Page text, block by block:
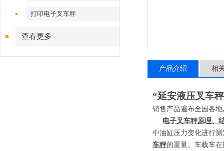
打印电子叉车秤
查看更多
产品介绍 相
“延安液压叉车
销售产品遍布全国各
电子叉车秤原理、
中油缸压力变化进行
车秤的重量。车载车